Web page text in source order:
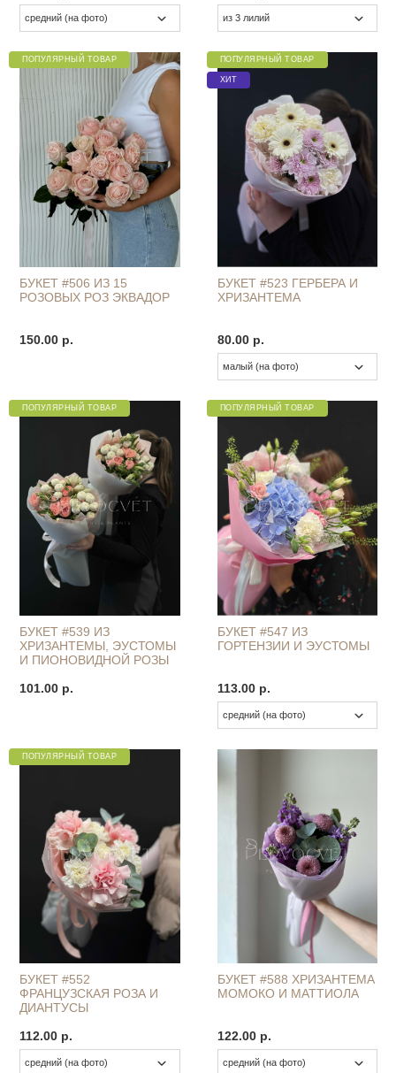
ПОПУЛЯРНЫЙ ТОВАР
БУКЕТ #506 ИЗ 15
РОЗОВЫХ РОЗ ЭКВАДОР
150.00 р.
ПОПУЛЯРНЫЙ ТОВАР
ХИТ
БУКЕТ #523 ГЕРБЕРА И
ХРИЗАНТЕМА
80.00 р.
ПОПУЛЯРНЫЙ ТОВАР
БУКЕТ #539 ИЗ
ХРИЗАНТЕМЫ, ЭУСТОМЫ
И ПИОНОВИДНОЙ РОЗЫ
101.00 р.
ПОПУЛЯРНЫЙ ТОВАР
БУКЕТ #547 ИЗ
ГОРТЕНЗИИ И ЭУСТОМЫ
113.00 р.
ПОПУЛЯРНЫЙ ТОВАР
БУКЕТ #552
ФРАНЦУЗСКАЯ РОЗА И
ДИАНТУСЫ
112.00 р.
БУКЕТ #588 ХРИЗАНТЕМА
МОМОКО И МАТТИОЛА
122.00 р.